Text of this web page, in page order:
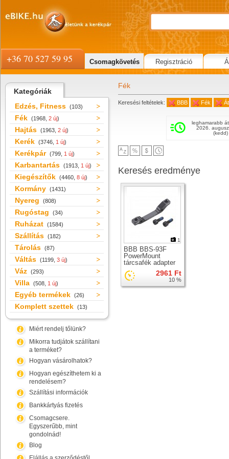
Kategóriák
Edzés, Fitness (103)
Fék (1968, 2 új)
Hajtás (1963, 2 új)
Kerék (3746, 1 új)
Kerékpár (799, 1 új)
Karbantartás (1913, 1 új)
Kiegészítők (4460, 8 új)
Kormány (1431)
Nyereg (808)
Rugóstag (34)
Ruházat (1584)
Szállítás (182)
Tárolás (87)
Váltás (1199, 3 új)
Váz (293)
Villa (508, 1 új)
Egyéb termékek (26)
Komplett szettek (13)
Miért rendelj tőlünk?
Mikorra tudjátok szállítani
a terméket?
Hogyan vásárolhatok?
Hogyan egészíthetem ki a
rendelésem?
Szállítási információk
Bankkártyás fizetés
Csomagcsere.
Egyszerűbb, mint
gondolnád!
Blog
Fék
Keresési feltételek: BBB Fék
leghamarabb
2026.
(kedd)
Keresés eredménye
1
BBB BBS-93F
PowerMount
tárcsafék adapter
2961 Ft
10 %
+36 70 527 59 95 Csomagkövetés Regisztráció